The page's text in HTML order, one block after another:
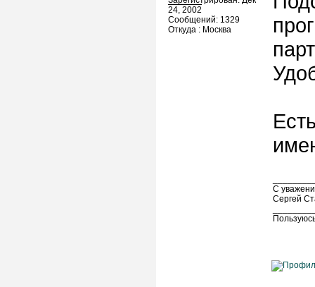
24, 2002
Сообщений: 1329
Откуда : Москва
С
Сергей